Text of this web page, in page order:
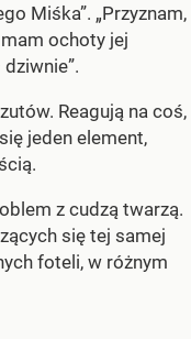
Miśka”. „Przyznam,
ochoty jej
Reagują na coś,
jeden element,
z cudzą twarzą.
się tej samej
foteli, w różnym